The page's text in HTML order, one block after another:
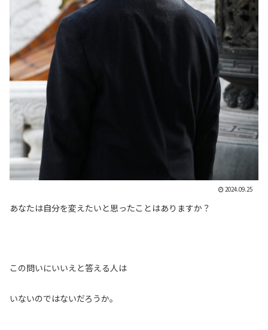
2024.09.25
あなたは自分を変えたいと思ったことはありますか？
この問いにいいえと答える人は
いないのではないだろうか。